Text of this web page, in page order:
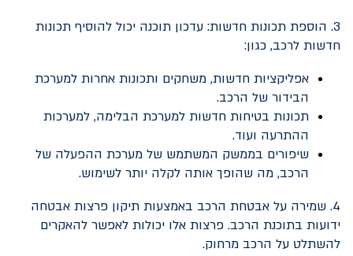
3. הוספת תכונות חדשות: עדכון תוכנה יכול להוסיף תכונות
חדשות לרכב, כגון:
אפליקציות חדשות, משחקים ותכונות אחרות למערכת
הבידור של הרכב.
תכונות בטיחות חדשות למערכת הבלימה, למערכות
ההתרעה ועוד.
שיפורים בממשק המשתמש של מערכת ההפעלה של
הרכב, מה שהופך אותה לקלה יותר לשימוש.
4. שמירה על אבטחת הרכב באמצעות תיקון פרצות אבטחה
ידועות בתוכנת הרכב. פרצות אלו יכולות לאפשר להאקרים
להשתלט על הרכב מרחוק.